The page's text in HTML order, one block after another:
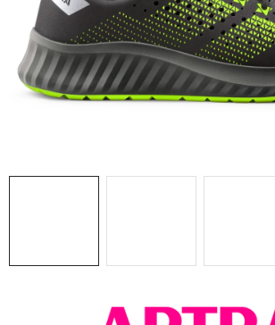
BLOG
KONTAKT
Často kladené otázky
INFORMÁCIE PRE